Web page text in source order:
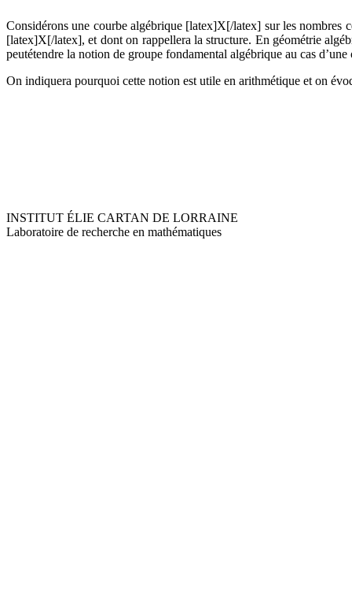
Considérons une courbe algébrique [latex]X[/latex] sur les nombres
[latex]X[/latex], et dont on rappellera la structure. En géométrie
peutétendre la notion de groupe fondamental algébrique au cas
On indiquera pourquoi cette notion est utile en arithmétique et on
INSTITUT ÉLIE CARTAN DE LORRAINE
Laboratoire de recherche en mathématiques